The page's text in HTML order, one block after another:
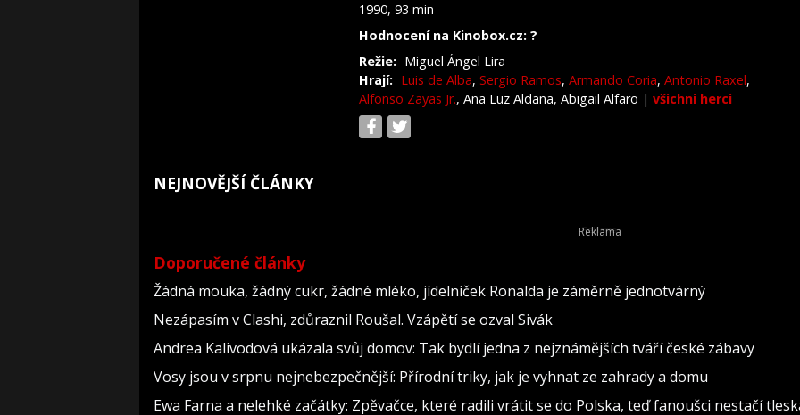
1990, 93 min
Hodnocení na Kinobox.cz: ?
Režie: Miguel Ángel Lira
Hrají: Luis de Alba, Sergio Ramos, Armando Coria, Antonio Raxel,
Alfonso Zayas Jr., Ana Luz Aldana, Abigail Alfaro | všichni herci
NEJNOVĚJŠÍ ČLÁNKY
Doporučené články
Žádná mouka, žádný cukr, žádné mléko, jídelníček Ronalda je záměrně jednotvárný
Nezápasím v Clashi, zdůraznil Roušal. Vzápětí se ozval Sivák
Andrea Kalivodová ukázala svůj domov: Tak bydlí jedna z nejznámějších tváří české zábavy
Vosy jsou v srpnu nejnebezpečnější: Přírodní triky, jak je vyhnat ze zahrady a domu
Ewa Farna a nelehké začátky: Zpěvačce, které radili vrátit se do Polska, teď fanoušci nestačí